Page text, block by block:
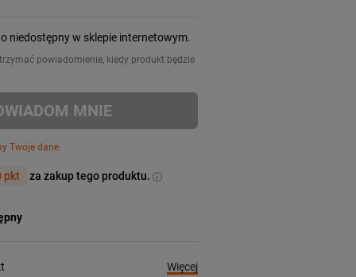
niedostępny w sklepie internetowym.
powiadomienie, kiedy produkt będzie
MNIE
Twoje dane.
pkt za zakup tego produktu.
Więcej